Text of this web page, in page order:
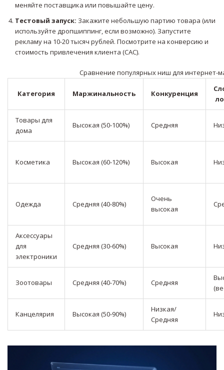
меняйте поставщика или повышайте цену.
Тестовый запуск: Закажите небольшую партию товара (или
используйте дропшиппинг, если возможно). Запустите
рекламу на 10-20 тысяч рублей. Посмотрите на конверсию и
стоимость привлечения клиента (CAC).
Сравнение популярных ниш для интернет-
Категория Маржинальность Конкуренция
Товары для
дома
Высокая (50-100%) Средняя
Косметика Высокая (60-120%) Высокая
Одежда Средняя (40-80%)
Очень
высокая
Аксессуары
для
электроники
Средняя (30-60%) Высокая
Зоотовары Средняя (40-70%) Средняя
Канцелярия Высокая (50-90%)
Низкая/
Средняя